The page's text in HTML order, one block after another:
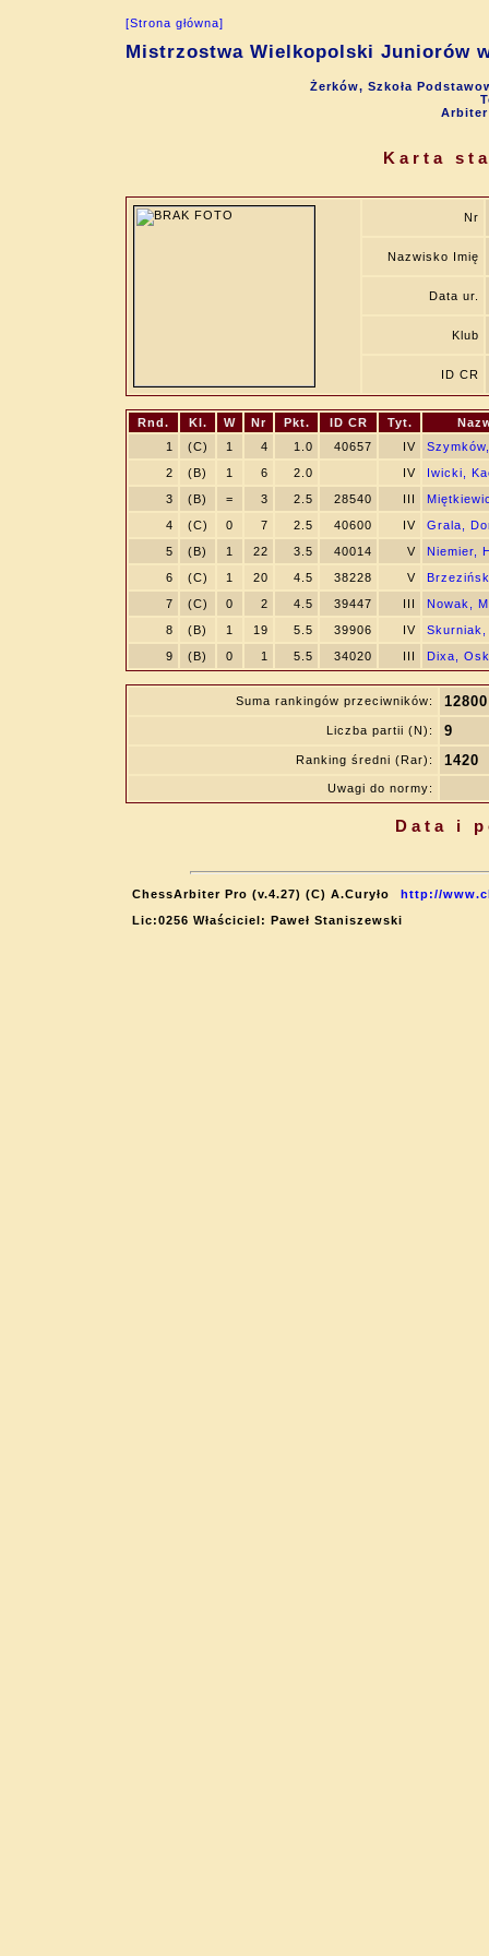
[Strona główna]
Mistrzostwa Wielkopolski Juniorów
Żerków, Szkoła
Karta
Nr
Nazwisko Imię
Data ur.
Klub
ID CR
Rnd. Kl. W Nr Pkt. ID CR Tyt.
1
(C) 1 4 1.0 40657 IV
2
(B) 1 6 2.0 IV
Iwicki,
3
(B) = 3 2.5 28540 III
4
(C) 0 7 2.5 40600 IV
Grala,
5
(B) 1 22 3.5 40014 V
Niemier,
6
(C) 1 20 4.5 38228 V
7
(C) 0 2 4.5 39447 III
Nowak,
8
(B) 1 19 5.5 39906 IV
Skurniak,
9
(B) 0 1 5.5 34020 III Dixa,
Suma rankingów przeciwników: 12800
Liczba partii (N): 9
Ranking średni (Rar): 1420
Uwagi do normy:
Data i
ChessArbiter Pro (v.4.27) (C) A.Curyło
http://
Lic:0256 Właściciel: Paweł Staniszewski